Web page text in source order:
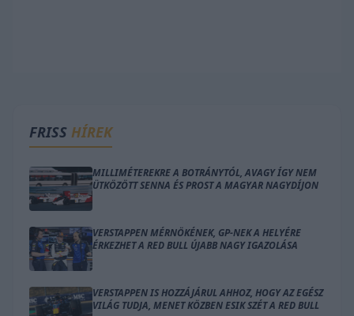
FRISS HÍREK
MILLIMÉTEREKRE A BOTRÁNYTÓL, AVAGY ÍGY NEM
ÜTKÖZÖTT SENNA ÉS PROST A MAGYAR NAGYDÍJON
VERSTAPPEN MÉRNÖKÉNEK, GP-NEK A HELYÉRE
ÉRKEZHET A RED BULL ÚJABB NAGY IGAZOLÁSA
VERSTAPPEN IS HOZZÁJÁRUL AHHOZ, HOGY AZ EGÉSZ
VILÁG TUDJA, MENET KÖZBEN ESIK SZÉT A RED BULL